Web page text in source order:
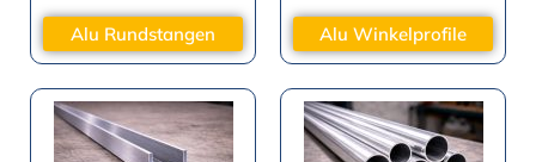
Alu Rundstangen Alu Winkelprofile